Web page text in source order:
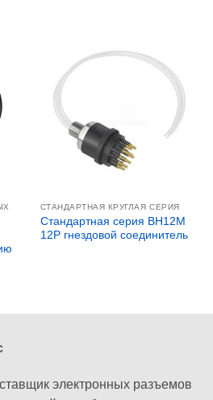
СТАНДАРТНАЯ КРУГЛАЯ СЕРИЯ
Стандартная серия BH12M
12P гнездовой соединитель
электронных разъемов